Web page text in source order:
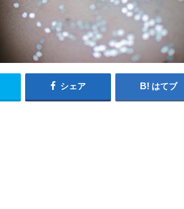
シェア はてブ